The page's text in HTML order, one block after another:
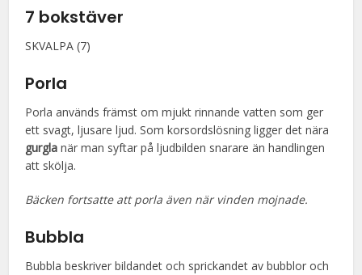
7 bokstäver
SKVALPA (7)
Porla
Porla används främst om mjukt rinnande vatten som ger
ett svagt, ljusare ljud. Som korsordslösning ligger det nära
gurgla när man syftar på ljudbilden snarare än handlingen
att skölja.
Bäcken fortsatte att porla även när vinden mojnade.
Bubbla
Bubbla beskriver bildandet och sprickandet av bubblor och